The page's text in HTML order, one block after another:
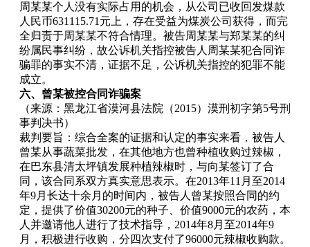
周某某个人没有实际占用的机会，从公司已收回发煤款
人民币631115.71元上，存在受益为煤炭公司获得，而完
全归责于周某某不符合情理。被告周某某与郑某某的纠
纷属民事纠纷，故公诉机关指控被告人周某某犯合同诈
骗罪的事实不清，证据不足，公诉机关指控的犯罪不能
成立。
六、曾某被控合同诈骗案
（来源：黑龙江省漠河县法院（2015）漠刑初字第5号刑
事判决书）
裁判要旨：综合全案的证据和认定的事实来看，被告人
曾某从事蔬菜批发，在其他地方也曾种植收购过辣椒，
在巴东县清太坪镇发展种植辣椒时，与向某签订了合
同，该合同系双方真实意思表示。在2013年11月至2014
年9月长达十余月的时间内，被告人曾某按照合同的约
定，提供了价值30200元的种子、价值9000元的农药，本
人并邀请他人进行了技术指导，2014年8月至2014年9
月，积极进行收购，分四次支付了96000元辣椒收购款。